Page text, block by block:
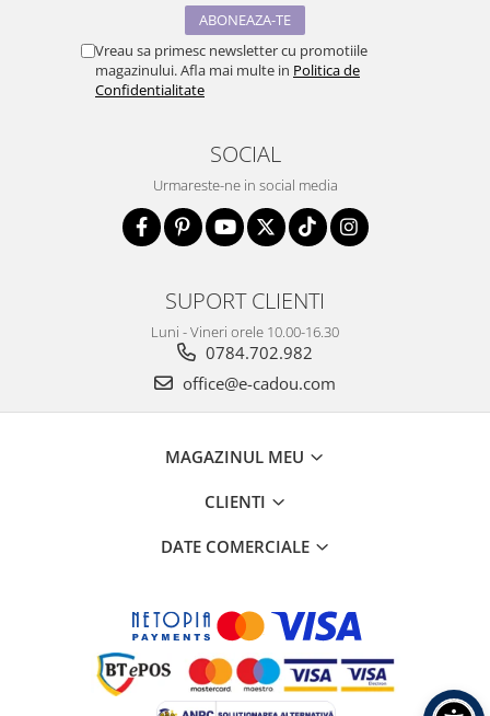
Vreau sa primesc newsletter cu promotiile
magazinului. Afla mai multe in Politica de
Confidentialitate
SOCIAL
Urmareste-ne in social media
SUPORT CLIENTI
Luni - Vineri orele 10.00-16.30
0784.702.982
office@e-cadou.com
MAGAZINUL MEU
CLIENTI
DATE COMERCIALE